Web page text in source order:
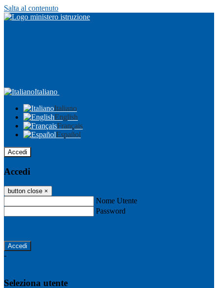
Salta al contenuto
Italiano
Italiano
English
Français
Español
Accedi
Accedi
button close ×
Nome Utente
Password
-
Seleziona utente